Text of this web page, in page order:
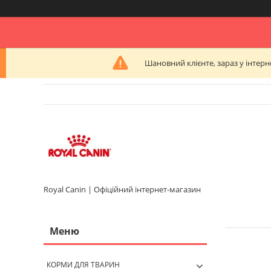
Шановний клієнте, зараз у
Royal Canin | Офіційний інтернет-магазин
КОРМИ ДЛЯ ТВАРИН